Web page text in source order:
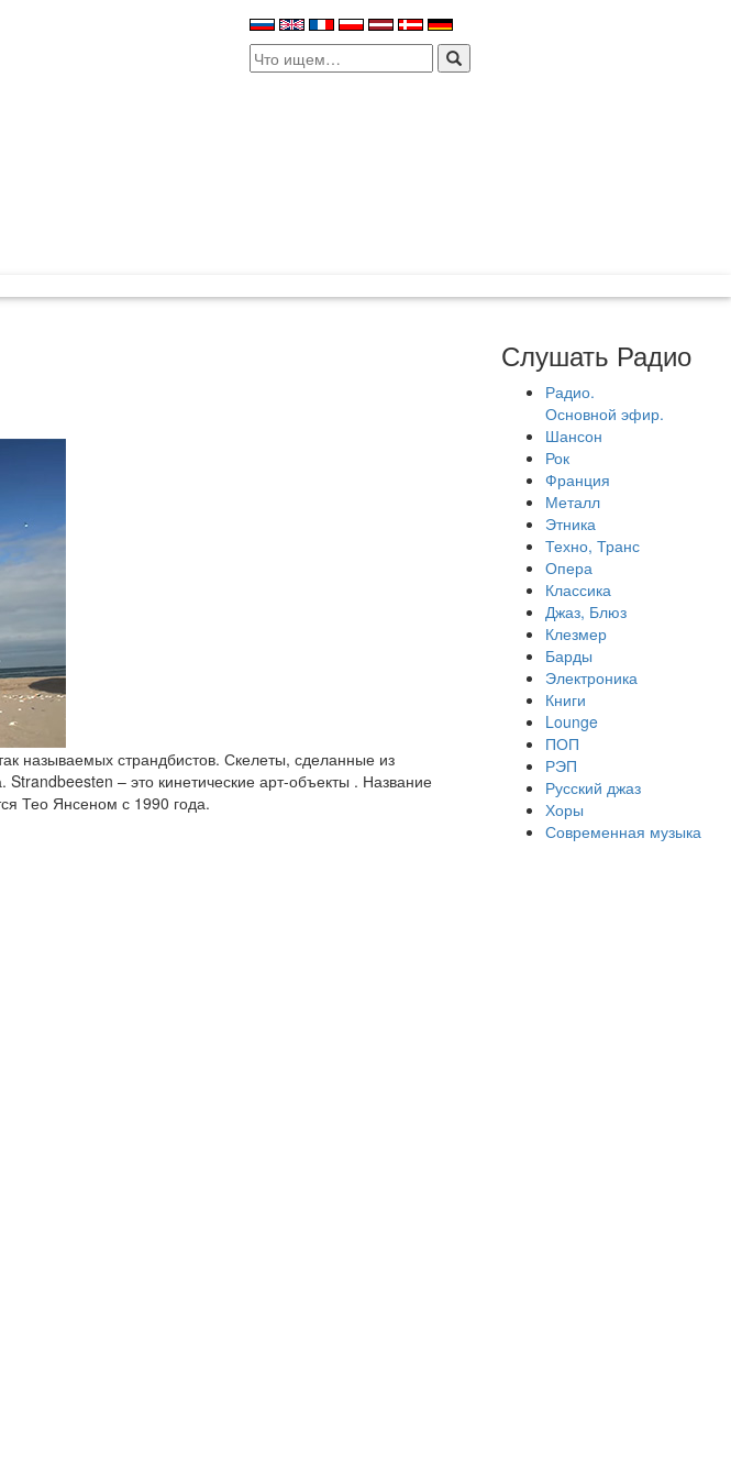
Search
for:
называемых страндбистов. Скелеты, сделанные из
Strandbeesten – это кинетические арт-объекты . Название
Тео Янсеном с 1990 года.
Слушать Радио
Радио.
Основной эфир.
Шансон
Рок
Франция
Металл
Этника
Техно, Транс
Опера
Классика
Джаз, Блюз
Клезмер
Барды
Электроника
Книги
Lounge
ПОП
РЭП
Русский джаз
Хоры
Современная музыка